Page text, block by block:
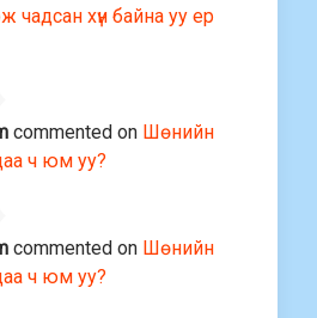
чадсан хүн байна уу ер
commented on Шөнийн
ч юм уу?
commented on Шөнийн
ч юм уу?